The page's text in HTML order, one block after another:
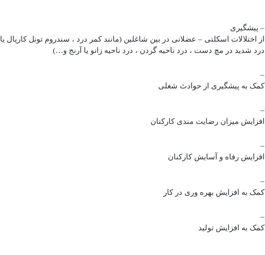
– پیشگیری
از اختلالات اسکلتی – عضلانی در بین شاغلین (مانند کمر درد ، سندروم تونل کارپال یا
درد شدید در مچ دست ، درد ناحیه گردن ، درد ناحیه زانو یا آرنج و…)
–
کمک به پیشگیری از حوادث شغلی
–
افزایش میزان رضایت مندی کارکنان
–
افزایش رفاه و آسایش کارکنان
–
کمک به افزایش بهره وری در کار
–
کمک به افزایش تولید